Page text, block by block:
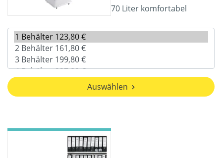
70 Liter komfortabel
Auswählen